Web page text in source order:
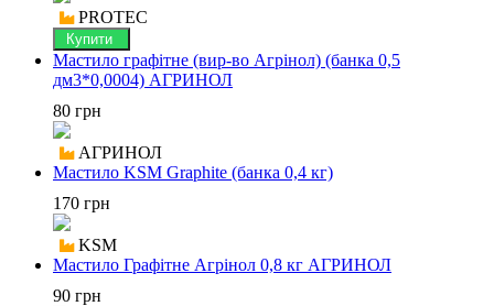
PROTEC
Купити
Мастило графітне (вир-во Агрінол) (банка 0,5
дм3*0,0004) АГРИНОЛ
80 грн
АГРИНОЛ
Мастило KSM Graphite (банка 0,4 кг)
170 грн
KSM
Мастило Графітне Агрінол 0,8 кг АГРИНОЛ
90 грн